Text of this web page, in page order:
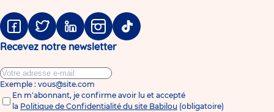
FacebookTwitter LinkedinInstagramTiktok
Recevez notre newsletter
Exemple : vous@site.com
En m'abonnant, je confirme avoir lu et accepté
la Politique de Confidentialité du site Babilou (obligatoire)